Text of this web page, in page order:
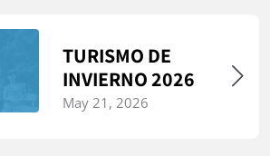
TURISMO DE
INVIERNO 2026
May 21, 2026